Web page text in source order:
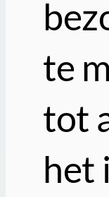
te
tot
het